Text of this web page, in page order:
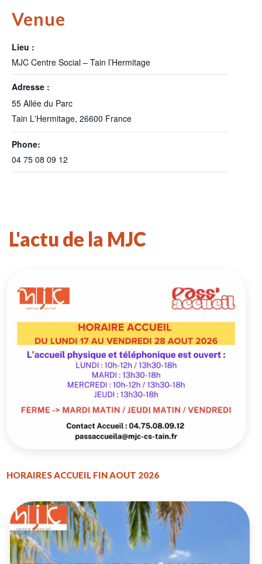
Venue
Lieu :
MJC Centre Social – Tain l’Hermitage
Adresse :
55 Allée du Parc
Tain L'Hermitage, 26600 France
Phone:
04 75 08 09 12
L'actu de la MJC
HORAIRES ACCUEIL FIN AOUT 2026